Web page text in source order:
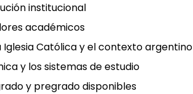
institucional
académicos
Iglesia Católica y el contexto argentino
y los sistemas de estudio
y pregrado disponibles